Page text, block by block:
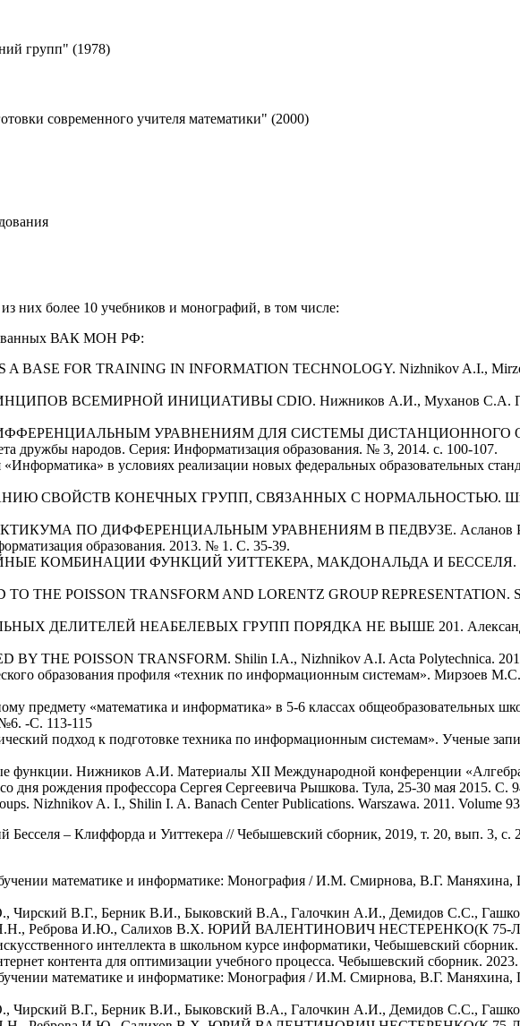
групп" (1978)
современного учителя математики" (2000)
них более 10 учебников и монографий, в том числе:
ВАК МОН РФ:
BASE FOR TRAINING IN INFORMATION TECHNOLOGY. Nizhnikov A.I.,
ВСЕМИРНОЙ ИНИЦИАТИВЫ CDIO. Нижников А.И., Муханов С.А.
УРАВНЕНИЯМ ДЛЯ СИСТЕМЫ ДИСТАНЦИОННОГО
народов. Серия: Информатизация образования. № 3, 2014. с. 100-107.
«Информатика» в условиях реализации новых федеральных образовательных
СВОЙСТВ КОНЕЧНЫХ ГРУПП, СВЯЗАННЫХ С НОРМАЛЬНОСТЬЮ. Шилин
ПО ДИФФЕРЕНЦИАЛЬНЫМ УРАВНЕНИЯМ В ПЕДВУЗЕ. Асланов
образования. 2013. № 1. С. 35-39.
КОМБИНАЦИИ ФУНКЦИЙ УИТТЕКЕРА, МАКДОНАЛЬДА И БЕССЕЛЯ.
THE POISSON TRANSFORM AND LORENTZ GROUP REPRESENTATION.
ДЕЛИТЕЛЕЙ НЕАБЕЛЕВЫХ ГРУПП ПОРЯДКА НЕ ВЫШЕ 201.
THE POISSON TRANSFORM. Shilin I.A., Nizhnikov A.I. Acta Polytechnica.
образования профиля «техник по информационным системам». Мирзоев
предмету «математика и информатика» в 5-6 классах общеобразовательных
-С. 113-115
подход к подготовке техника по информационным системам». Ученые
функции. Нижников А.И. Материалы XII Международной конференции «Алгебра,
рождения профессора Сергея Сергеевича Рышкова. Тула, 25-30 мая 2015. С.
Nizhnikov A. I., Shilin I. A. Banach Center Publications. Warszawa. 2011. Volume
Бесселя – Клиффорда и Уиттекера // Чебышевcкий сборник, 2019, т. 20, вып. 3,
математике и информатике: Монография / И.М. Смирнова, В.Г.
Чирский В.Г., Берник В.И., Быковский В.А., Галочкин А.И., Демидов С.С.,
Н.Н., Реброва И.Ю., Салихов В.Х. ЮРИЙ ВАЛЕНТИНОВИЧ НЕСТЕРЕНКО(К 75-
интеллекта в школьном курсе информатики, Чебышевский
контента для оптимизации учебного процесса. Чебышевский сборник.
математике и информатике: Монография / И.М. Смирнова, В.Г.
Чирский В.Г., Берник В.И., Быковский В.А., Галочкин А.И., Демидов С.С.,